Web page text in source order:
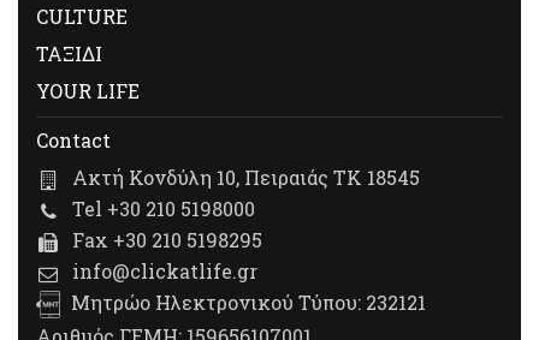
CULTURE
ΤΑΞΙΔΙ
YOUR LIFE
Contact
Ακτή Κονδύλη 10, Πειραιάς ΤΚ 18545
Tel +30 210 5198000
Fax +30 210 5198295
info@clickatlife.gr
Μητρώο Ηλεκτρονικού Τύπου: 232121